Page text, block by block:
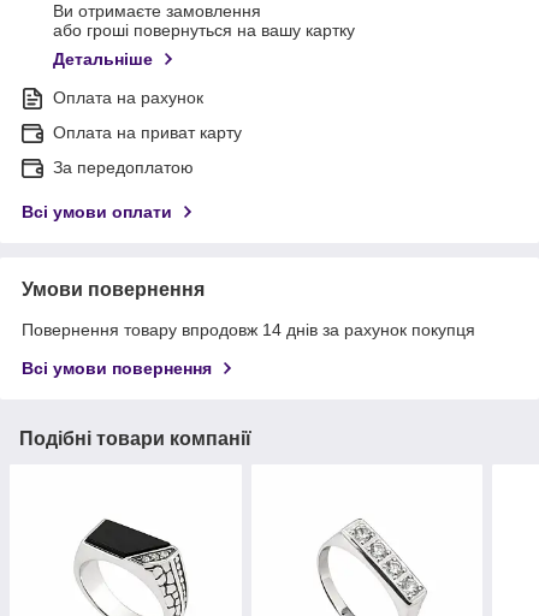
Ви отримаєте замовлення
або гроші повернуться на вашу картку
Детальніше
Оплата на рахунок
Оплата на приват карту
За передоплатою
Всі умови оплати
Умови повернення
Повернення товару впродовж 14 днів за рахунок покупця
Всі умови повернення
Подібні товари компанії